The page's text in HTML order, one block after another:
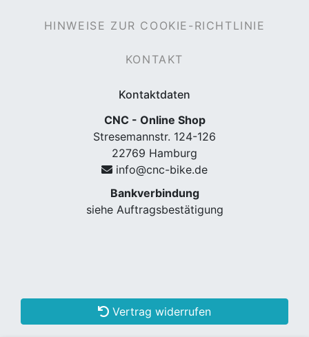
HINWEISE ZUR COOKIE-RICHTLINIE
KONTAKT
Kontaktdaten
CNC - Online Shop
Stresemannstr. 124-126
22769 Hamburg
info@cnc-bike.de
Bankverbindung
siehe Auftragsbestätigung
Vertrag widerrufen